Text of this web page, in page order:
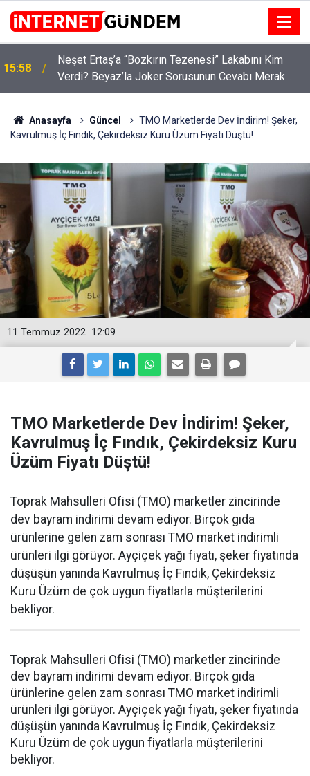
15:58
Neşet Ertaş’a “Bozkırın Tezenesi” Lakabını Kim
Verdi? Beyaz’la Joker Sorusunun Cevabı Merak
Edildi
Anasayfa Güncel
TMO Marketlerde Dev İndirim! Şeker,
Kavrulmuş İç Fındık, Çekirdeksiz Kuru Üzüm Fiyatı Düştü!
12:09
11 Temmuz 2022
TMO Marketlerde Dev İndirim! Şeker,
Kavrulmuş İç Fındık, Çekirdeksiz Kuru
Üzüm Fiyatı Düştü!
Toprak Mahsulleri Ofisi (TMO) marketler zincirinde
dev bayram indirimi devam ediyor. Birçok gıda
ürünlerine gelen zam sonrası TMO market indirimli
ürünleri ilgi görüyor. Ayçiçek yağı fiyatı, şeker fiyatında
düşüşün yanında Kavrulmuş İç Fındık, Çekirdeksiz
Kuru Üzüm de çok uygun fiyatlarla müşterilerini
bekliyor.
Toprak Mahsulleri Ofisi (TMO) marketler zincirinde
dev bayram indirimi devam ediyor. Birçok gıda
ürünlerine gelen zam sonrası TMO market indirimli
ürünleri ilgi görüyor. Ayçiçek yağı fiyatı, şeker fiyatında
düşüşün yanında Kavrulmuş İç Fındık, Çekirdeksiz
Kuru Üzüm de çok uygun fiyatlarla müşterilerini
bekliyor.